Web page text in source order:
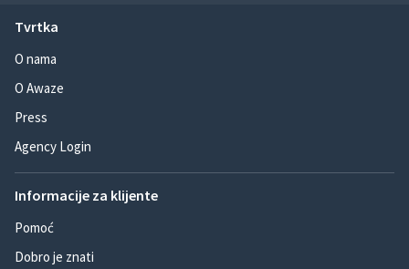
Tvrtka
O nama
O Awaze
Press
Agency Login
Informacije za klijente
Pomoć
Dobro je znati